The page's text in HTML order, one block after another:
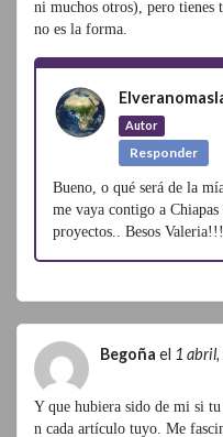
ni muchos otros), pero tienes
no es la forma.
Autor
Responder
Bueno, o qué será de la
me vaya contigo a
proyectos.. Besos Valeria!!!
Begoña el 1
Y que hubiera sido de mi si
n cada artículo tuyo. Me